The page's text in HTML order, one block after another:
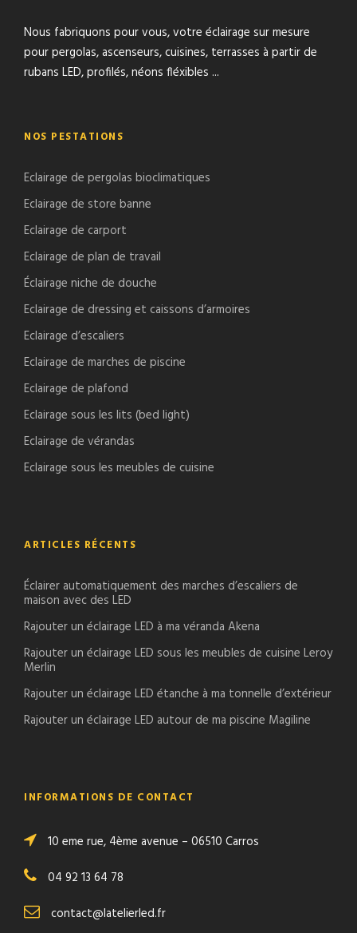
Nous fabriquons pour vous, votre éclairage sur mesure
pour pergolas, ascenseurs, cuisines, terrasses à partir de
rubans LED, profilés, néons fléxibles ...
NOS PESTATIONS
Eclairage de pergolas bioclimatiques
Eclairage de store banne
Eclairage de carport
Eclairage de plan de travail
Éclairage niche de douche
Eclairage de dressing et caissons d’armoires
Eclairage d’escaliers
Eclairage de marches de piscine
Eclairage de plafond
Eclairage sous les lits (bed light)
Eclairage de vérandas
Eclairage sous les meubles de cuisine
ARTICLES RÉCENTS
Éclairer automatiquement des marches d’escaliers de
maison avec des LED
Rajouter un éclairage LED à ma véranda Akena
Rajouter un éclairage LED sous les meubles de cuisine Leroy
Merlin
Rajouter un éclairage LED étanche à ma tonnelle d’extérieur
Rajouter un éclairage LED autour de ma piscine Magiline
INFORMATIONS DE CONTACT
10 eme rue, 4ème avenue – 06510 Carros
04 92 13 64 78
contact@latelierled.fr